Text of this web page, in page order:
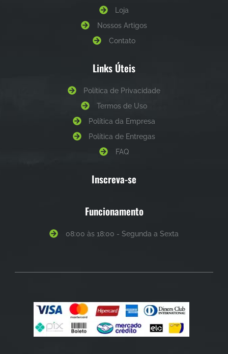
Loja
Nossos Artigos
Contato
Links Úteis
Política de Privacidade
Termos de Uso
Política da Empresa
Política de Entregas
FAQ
Inscreva-se
Funcionamento
08:00 às 18:00 - Segunda a Sexta